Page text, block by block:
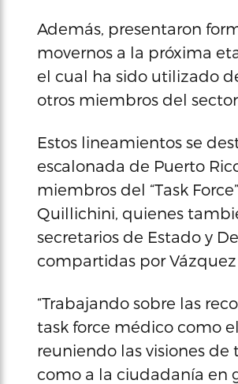
Además, presentaron
movernos a la próxima
el cual ha sido utilizado
otros miembros del
Estos lineamientos se
escalonada de Puerto
miembros del “Task
Quillichini, quienes
secretarios de Estado y
compartidas por Vázquez
“Trabajando sobre las
task force médico como
reuniendo las visiones
como a la ciudadanía en